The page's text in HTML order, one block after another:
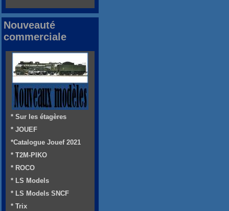
Nouveauté
commerciale
* Sur les étagères
* JOUEF
*Catalogue Jouef 2021
* T2M-PIKO
* ROCO
* LS Models
* LS Models SNCF
* Trix